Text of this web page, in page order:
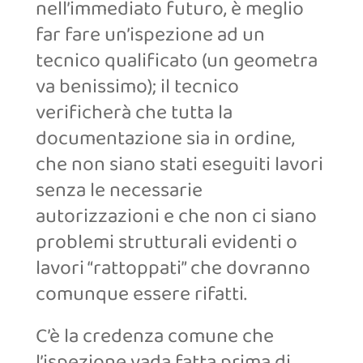
nell’immediato futuro, è meglio
far fare un’ispezione ad un
tecnico qualificato (un geometra
va benissimo); il tecnico
verificherà che tutta la
documentazione sia in ordine,
che non siano stati eseguiti lavori
senza le necessarie
autorizzazioni e che non ci siano
problemi strutturali evidenti o
lavori “rattoppati” che dovranno
comunque essere rifatti.
C’è la credenza comune che